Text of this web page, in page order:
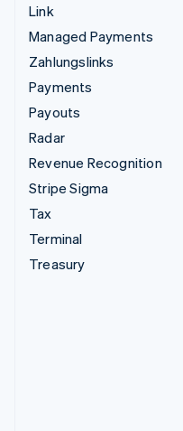
Link
Managed Payments
Zahlungslinks
Payments
Payouts
Radar
Revenue Recognition
Stripe Sigma
Tax
Terminal
Treasury